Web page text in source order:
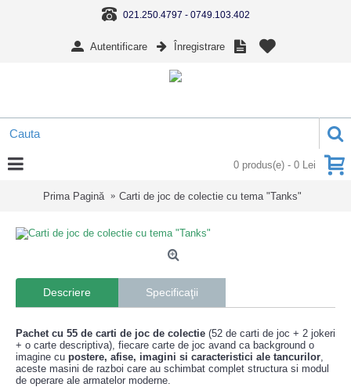
021.250.4797 - 0749.103.402
Autentificare Înregistrare
0 produs(e) - 0 Lei
Prima Pagină Carti de joc de colectie cu tema "Tanks"
Descriere Specificaţii
Pachet cu 55 de carti de joc de colectie (52 de carti de joc + 2 jokeri
+ o carte descriptiva), fiecare carte de joc avand ca background o
imagine cu postere, afise, imagini si caracteristici ale tancurilor,
aceste masini de razboi care au schimbat complet structura si modul
de operare ale armatelor moderne.